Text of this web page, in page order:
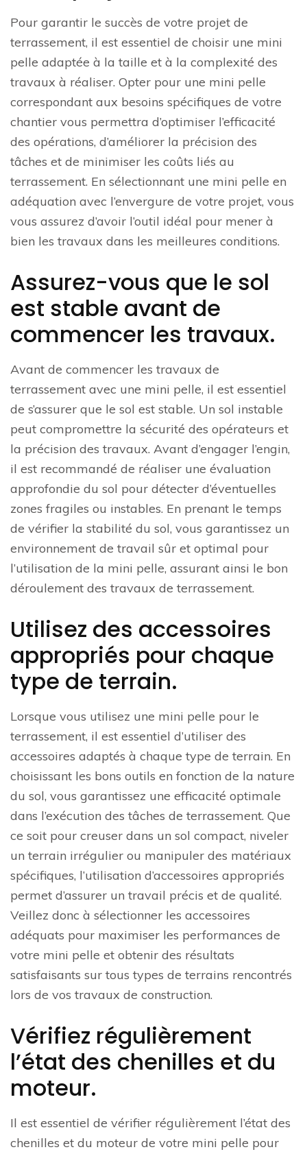
Pour garantir le succès de votre projet de
terrassement, il est essentiel de choisir une mini
pelle adaptée à la taille et à la complexité des
travaux à réaliser. Opter pour une mini pelle
correspondant aux besoins spécifiques de votre
chantier vous permettra d’optimiser l’efficacité
des opérations, d’améliorer la précision des
tâches et de minimiser les coûts liés au
terrassement. En sélectionnant une mini pelle en
adéquation avec l’envergure de votre projet, vous
vous assurez d’avoir l’outil idéal pour mener à
bien les travaux dans les meilleures conditions.
Assurez-vous que le sol
est stable avant de
commencer les travaux.
Avant de commencer les travaux de
terrassement avec une mini pelle, il est essentiel
de s’assurer que le sol est stable. Un sol instable
peut compromettre la sécurité des opérateurs et
la précision des travaux. Avant d’engager l’engin,
il est recommandé de réaliser une évaluation
approfondie du sol pour détecter d’éventuelles
zones fragiles ou instables. En prenant le temps
de vérifier la stabilité du sol, vous garantissez un
environnement de travail sûr et optimal pour
l’utilisation de la mini pelle, assurant ainsi le bon
déroulement des travaux de terrassement.
Utilisez des accessoires
appropriés pour chaque
type de terrain.
Lorsque vous utilisez une mini pelle pour le
terrassement, il est essentiel d’utiliser des
accessoires adaptés à chaque type de terrain. En
choisissant les bons outils en fonction de la nature
du sol, vous garantissez une efficacité optimale
dans l’exécution des tâches de terrassement. Que
ce soit pour creuser dans un sol compact, niveler
un terrain irrégulier ou manipuler des matériaux
spécifiques, l’utilisation d’accessoires appropriés
permet d’assurer un travail précis et de qualité.
Veillez donc à sélectionner les accessoires
adéquats pour maximiser les performances de
votre mini pelle et obtenir des résultats
satisfaisants sur tous types de terrains rencontrés
lors de vos travaux de construction.
Vérifiez régulièrement
l’état des chenilles et du
moteur.
Il est essentiel de vérifier régulièrement l’état des
chenilles et du moteur de votre mini pelle pour